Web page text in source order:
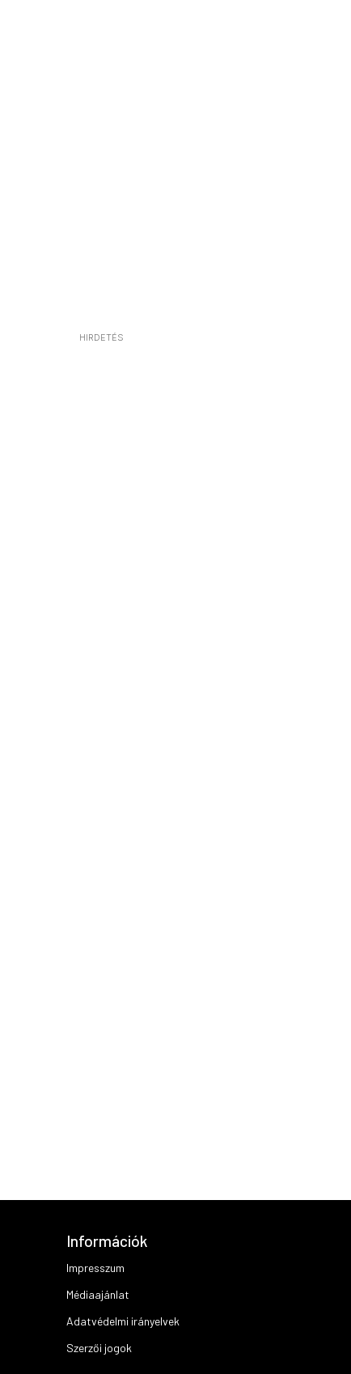
HIRDETÉS
Információk
Impresszum
Médiaajánlat
Adatvédelmi irányelvek
Szerzői jogok